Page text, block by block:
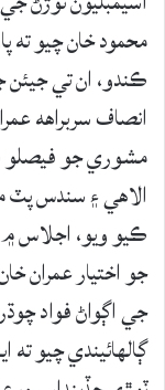
محمود خان چيو ته
ڪندو، ان تي
انصاف سربراهه
مشوري جو فيصلو
الاهي ۽ سندس پٽ
ڪيو ويو، اجلاس
جو اختيار عمران
جي اڳواڻ فواد
ڳالهائيندي چيو